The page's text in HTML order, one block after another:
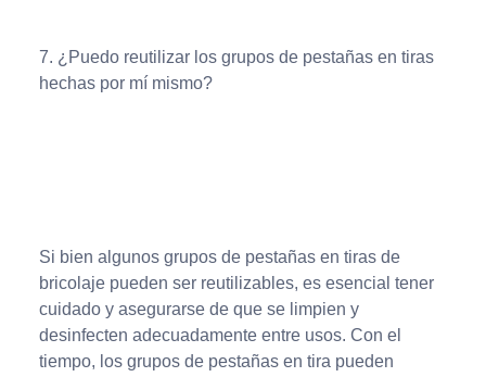
7. ¿Puedo reutilizar los grupos de pestañas en tiras
hechas por mí mismo?
Si bien algunos grupos de pestañas en tiras de
bricolaje pueden ser reutilizables, es esencial tener
cuidado y asegurarse de que se limpien y
desinfecten adecuadamente entre usos. Con el
tiempo, los grupos de pestañas en tira pueden